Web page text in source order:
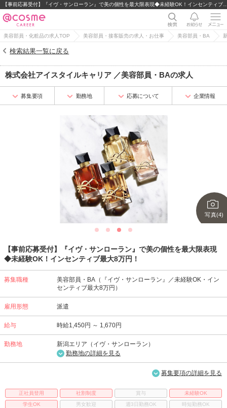
美容部員・化粧品の求人TOP 美容部員・接客販売の求人・お仕事 美容部員・BA
検索結果一覧に戻る
株式会社アイスタイルキャリア ／美容部員・BAの求人
募集要項 勤務地 応募について 企業情報
写真(4)
【事前応募受付】『イヴ・サンローラン』で美の個性を最大限表現
◆未経験OK！インセンティブ最大8万円！
募集職種
美容部員・BA（『イヴ・サンローラン』／未経験OK・イン
センティブ最大8万円）
雇用形態 派遣
給与 時給1,450円 ～ 1,670円
勤務地
新潟エリア（イヴ・サンローラン）
勤務地の詳細を見る
募集要項の詳細を見る
正社員登用 社割制度 賞与
未経験OK
学生OK
男女歓迎 週3日勤務OK
時短勤務OK